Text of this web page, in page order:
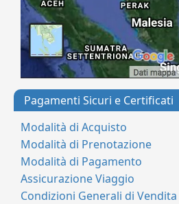
Pagamenti Sicuri e Certificati
Modalità di Acquisto
Modalità di Prenotazione
Modalità di Pagamento
Assicurazione Viaggio
Condizioni Generali di Vendita